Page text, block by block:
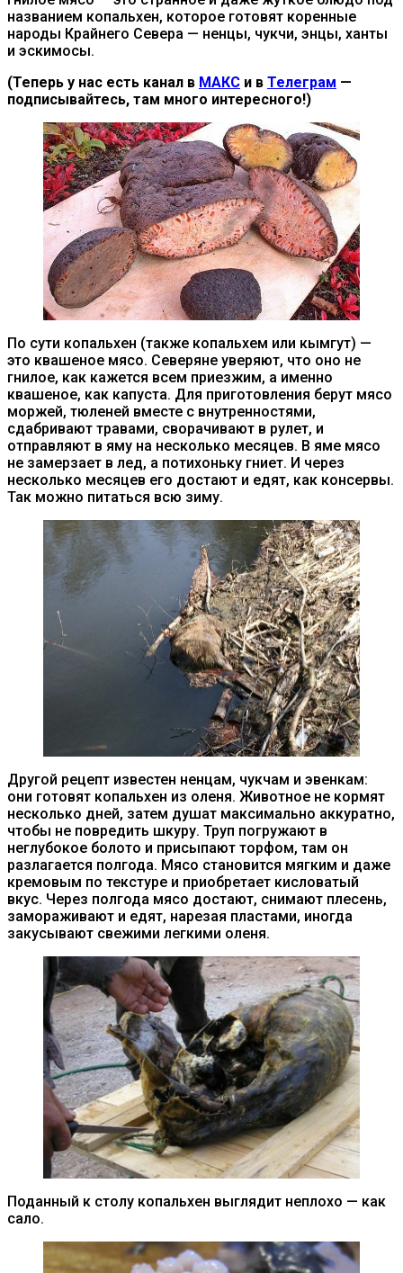
названием копальхен, которое готовят коренные
народы Крайнего Севера — ненцы, чукчи, энцы, ханты
и эскимосы.
(Теперь у нас есть канал в МАКС и в Телеграм —
подписывайтесь, там много интересного!)
По сути копальхен (также копальхем или кымгут) —
это квашеное мясо. Северяне уверяют, что оно не
гнилое, как кажется всем приезжим, а именно
квашеное, как капуста. Для приготовления берут мясо
моржей, тюленей вместе с внутренностями,
сдабривают травами, сворачивают в рулет, и
отправляют в яму на несколько месяцев. В яме мясо
не замерзает в лед, а потихоньку гниет. И через
несколько месяцев его достают и едят, как консервы.
Так можно питаться всю зиму.
Другой рецепт известен ненцам, чукчам и эвенкам:
они готовят копальхен из оленя. Животное не кормят
несколько дней, затем душат максимально аккуратно,
чтобы не повредить шкуру. Труп погружают в
неглубокое болото и присыпают торфом, там он
разлагается полгода. Мясо становится мягким и даже
кремовым по текстуре и приобретает кисловатый
вкус. Через полгода мясо достают, снимают плесень,
замораживают и едят, нарезая пластами, иногда
закусывают свежими легкими оленя.
Поданный к столу копальхен выглядит неплохо — как
сало.